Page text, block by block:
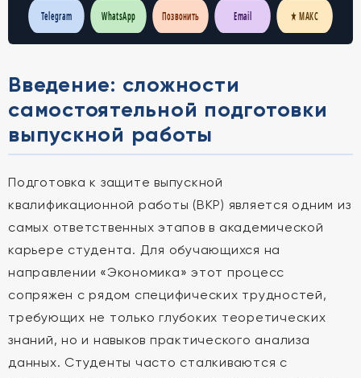
Telegram WhatsApp Позвонить Email ★ МАКС
Введение: сложности
самостоятельной подготовки
выпускной работы
Подготовка к защите выпускной
квалификационной работы (ВКР) является одним из
самых ответственных этапов в академической
карьере студента. Для обучающихся на
направлении «Экономика» этот процесс
сопряжен с рядом специфических трудностей,
требующих не только глубоких теоретических
знаний, но и навыков практического анализа
данных. Студенты часто сталкиваются с